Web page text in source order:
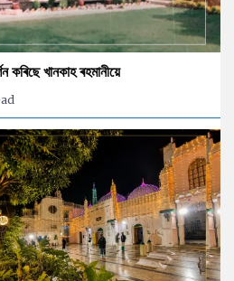
কৰিছে খানকাহ ৰহমানীয়ে